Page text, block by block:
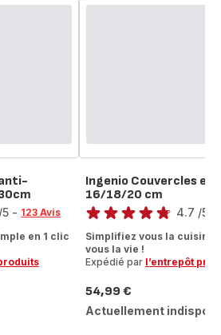
/5 - 123 Avis
en 1 clic
Ingenio Couvercles en
16/18/20 cm
Note
4.7 /5
Simplifiez vous la
vous la vie !
Expédié par l’entrepôt
Prix
54,99 €
Actuellement